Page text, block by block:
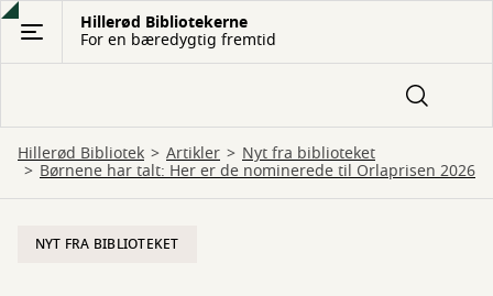
Gå
hovedindhold
Hillerød Bibliotekerne
For en bæredygtig fremtid
Hillerød Bibliotek Artikler Nyt fra biblioteket
Børnene har talt: Her er de nominerede til Orlaprisen 2026
NYT FRA BIBLIOTEKET